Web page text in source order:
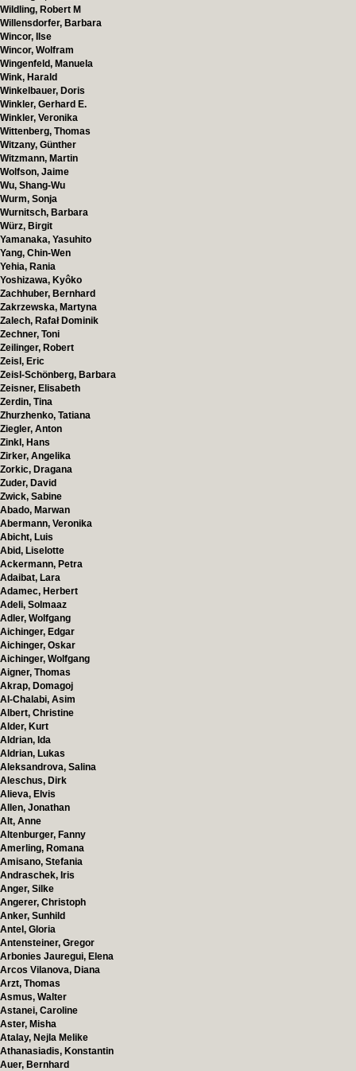
Wildling, Robert M
Willensdorfer, Barbara
Wincor, Ilse
Wincor, Wolfram
Wingenfeld, Manuela
Wink, Harald
Winkelbauer, Doris
Winkler, Gerhard E.
Winkler, Veronika
Wittenberg, Thomas
Witzany, Günther
Witzmann, Martin
Wolfson, Jaime
Wu, Shang-Wu
Wurm, Sonja
Wurnitsch, Barbara
Würz, Birgit
Yamanaka, Yasuhito
Yang, Chin-Wen
Yehia, Rania
Yoshizawa, Kyôko
Zachhuber, Bernhard
Zakrzewska, Martyna
Zalech, Rafał Dominik
Zechner, Toni
Zeilinger, Robert
Zeisl, Eric
Zeisl-Schönberg, Barbara
Zeisner, Elisabeth
Zerdin, Tina
Zhurzhenko, Tatiana
Ziegler, Anton
Zinkl, Hans
Zirker, Angelika
Zorkic, Dragana
Zuder, David
Zwick, Sabine
Abado, Marwan
Abermann, Veronika
Abicht, Luis
Abid, Liselotte
Ackermann, Petra
Adaibat, Lara
Adamec, Herbert
Adeli, Solmaaz
Adler, Wolfgang
Aichinger, Edgar
Aichinger, Oskar
Aichinger, Wolfgang
Aigner, Thomas
Akrap, Domagoj
Al-Chalabi, Asim
Albert, Christine
Alder, Kurt
Aldrian, Ida
Aldrian, Lukas
Aleksandrova, Salina
Aleschus, Dirk
Alieva, Elvis
Allen, Jonathan
Alt, Anne
Altenburger, Fanny
Amerling, Romana
Amisano, Stefania
Andraschek, Iris
Anger, Silke
Angerer, Christoph
Anker, Sunhild
Antel, Gloria
Antensteiner, Gregor
Arbonies Jauregui, Elena
Arcos Vilanova, Diana
Arzt, Thomas
Asmus, Walter
Astanei, Caroline
Aster, Misha
Atalay, Nejla Melike
Athanasiadis, Konstantin
Auer, Bernhard